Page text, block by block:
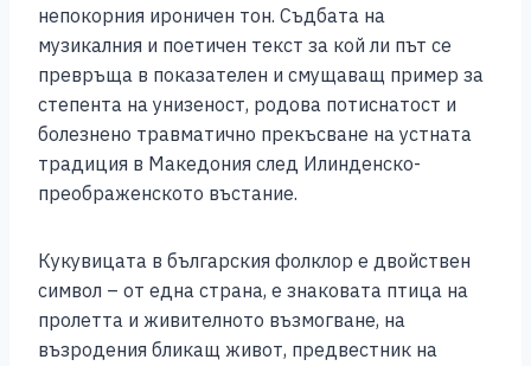
непокорния ироничен тон. Съдбата на
музикалния и поетичен текст за кой ли път се
превръща в показателен и смущаващ пример за
степента на унизеност, родова потиснатост и
болезнено травматично прекъсване на устната
традиция в Македония след Илинденско-
преображенското въстание.
Кукувицата в българския фолклор е двойствен
символ – от една страна, е знаковата птица на
пролетта и живителното възмогване, на
възродения бликащ живот, предвестник на